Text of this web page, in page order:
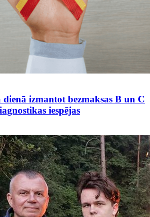
dienā izmantot bezmaksas B un C
iespējas